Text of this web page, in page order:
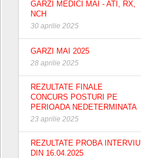
GARZI MEDICI MAI - ATI, RX,
NCH
30 aprilie 2025
GARZI MAI 2025
28 aprilie 2025
REZULTATE FINALE
CONCURS POSTURI PE
PERIOADA NEDETERMINATA
23 aprilie 2025
REZULTATE PROBA INTERVIU
DIN 16.04.2025